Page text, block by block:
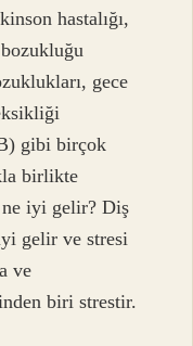
hastalığı,
gece
gibi birçok
birlikte
ne iyi gelir? Diş
gelir ve stresi
ve
biri strestir.